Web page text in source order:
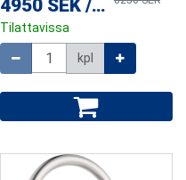
4950 SEK / kpl
Tilattavissa
kpl